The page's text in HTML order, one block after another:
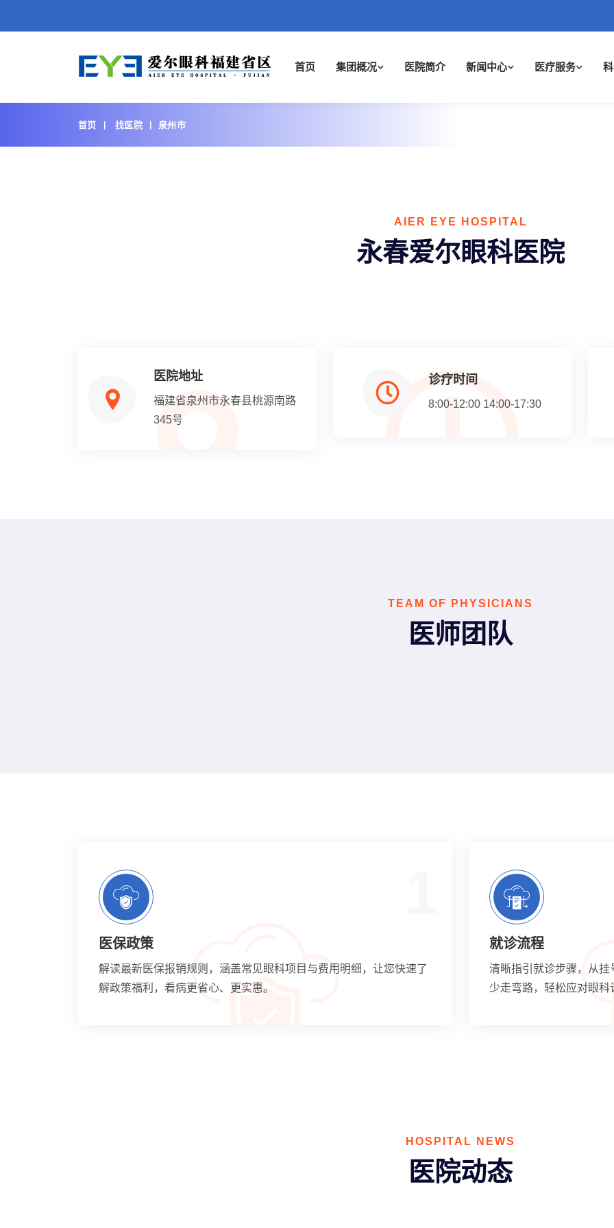
首页 集团概况 医院简介 新闻中心 医疗服务
首页 找医院 泉州市
AIER EYE HOSPITAL
永春爱尔眼科医院
医院地址
福建省泉州市永春县桃源南路
345号
诊疗时间
8:00-12:00 14:00-17:30
TEAM OF PHYSICIANS
医师团队
医保政策
解读最新医保报销规则，涵盖常见眼科项目与费用明细，让您快速了
解政策福利，看病更省心、更实惠。
就诊流程
清晰指引就诊步骤，从
少走弯路，轻松应对眼科
HOSPITAL NEWS
医院动态